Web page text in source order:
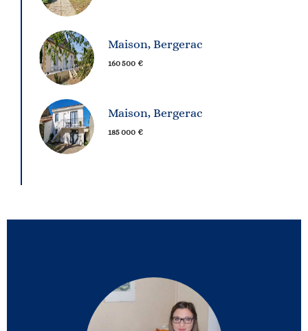
Maison, Bergerac
160 500 €
Maison, Bergerac
185 000 €